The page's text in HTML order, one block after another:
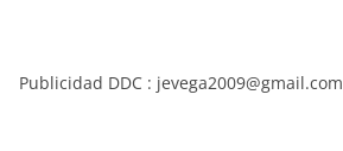
Publicidad DDC : jevega2009@gmail.com